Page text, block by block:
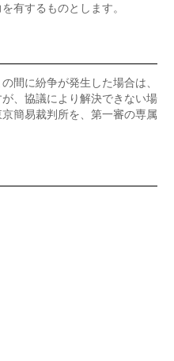
有するものとします。
間に紛争が発生した場合は、
、協議により解決できない場
簡易裁判所を、第一審の専属